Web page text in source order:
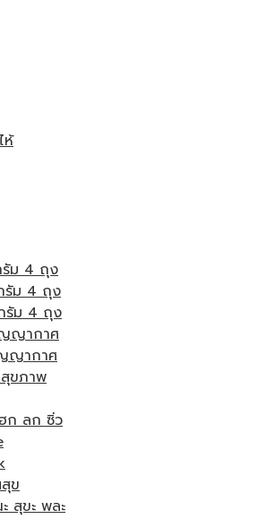
ห้
รัม 4 ถุง
รัม 4 ถุง
รัม 4 ถุง
ญากาศ
ญากาศ
ขภาพ
ก ลก ซิ่ว
ข
สุขะ พละ